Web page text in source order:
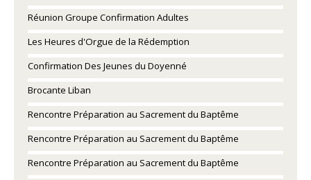
Réunion Groupe Confirmation Adultes
Les Heures d'Orgue de la Rédemption
Confirmation Des Jeunes du Doyenné
Brocante Liban
Rencontre Préparation au Sacrement du Baptême
Rencontre Préparation au Sacrement du Baptême
Rencontre Préparation au Sacrement du Baptême